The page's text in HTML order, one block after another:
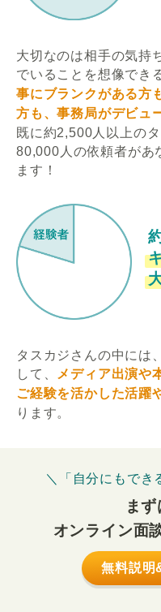
大切なのは相手の気持
でいることを想像でき
事にブランクがある方
方も、事務局がデビュ
既に約2,500人以上の
80,000人の依頼者があ
ます！
タスカジさんの中には
して、
メディア出演や
ご経験を活かした活躍
ります。
＼「自分にもで
ま
オンライン面
無料説明